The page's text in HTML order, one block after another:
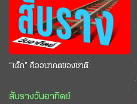
“เด็ก” คืออนาคตของชาติ
สับรางวันอาทิตย์